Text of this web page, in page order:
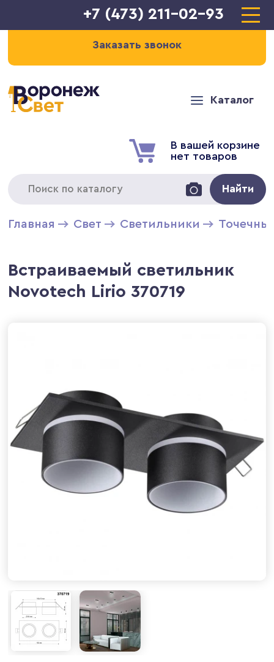
+7 (473) 211-02-93
Заказать звонок
Каталог
В вашей корзине
нет товаров
Найти
Главная Свет Светильники
Встраиваемый светильник
Novotech Lirio 370719